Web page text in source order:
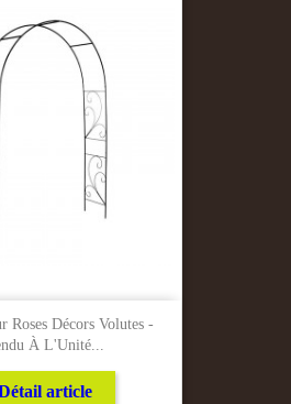
Roses Décors Volutes -
À L'Unité...
article